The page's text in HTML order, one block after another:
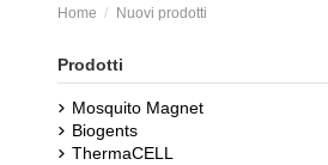
Home Nuovi prodotti
Prodotti
Mosquito Magnet
Biogents
ThermaCELL